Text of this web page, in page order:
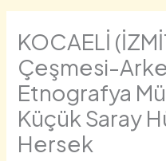
KOCAELİ
Çeşmesi-
Etnografya
Küçük Saray
Hersek